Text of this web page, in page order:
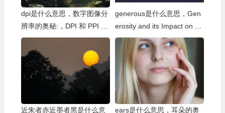
dpi是什么意思，数字图像分
辨率的奥秘:，DPI 和 PPI 的
区别
generous是什么意思，Gen
erosity and its Impact on So
ciety: A Broader Perspectiv
近朱者赤近墨者黑是什么意
ears是什么意思，耳朵的奥